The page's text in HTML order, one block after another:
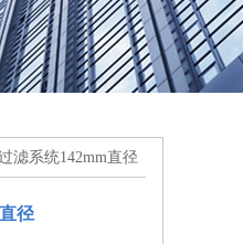
滤系统142mm直径
径